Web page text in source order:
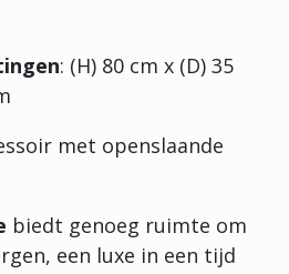
: (H) 80 cm x (D) 35
met openslaande
biedt genoeg ruimte om
een luxe in een tijd